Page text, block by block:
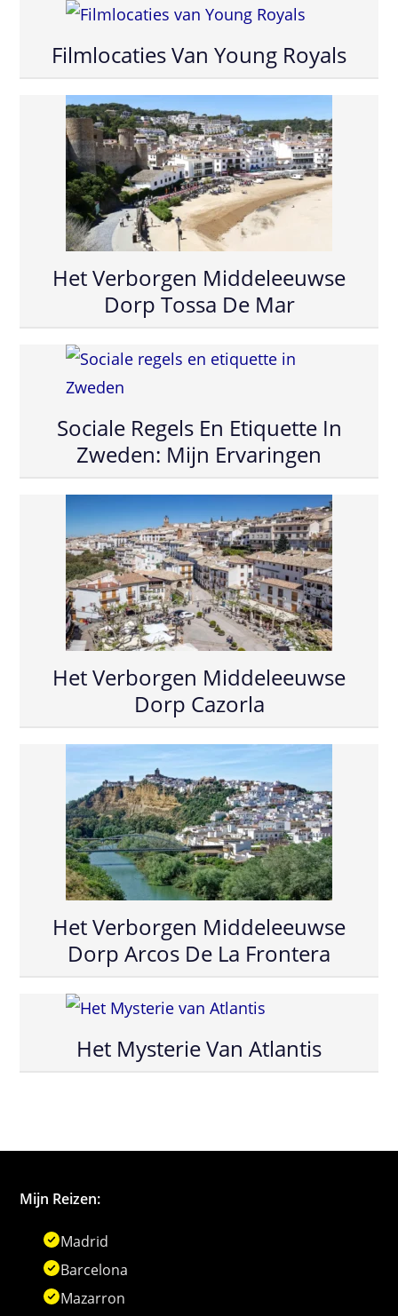
Filmlocaties Van Young Royals
Het Verborgen Middeleeuwse
Dorp Tossa De Mar
Sociale Regels En Etiquette In
Zweden: Mijn Ervaringen
Het Verborgen Middeleeuwse
Dorp Cazorla
Het Verborgen Middeleeuwse
Dorp Arcos De La Frontera
Het Mysterie Van Atlantis
Mijn Reizen:
Madrid
Barcelona
Mazarron